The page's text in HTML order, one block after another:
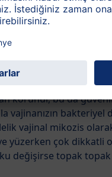
Bu
çok önemlidir.
dışına taşır.
korunur, bu da
vajinanızın
vajinal mikozis
çok dikkatli
değişirse topak